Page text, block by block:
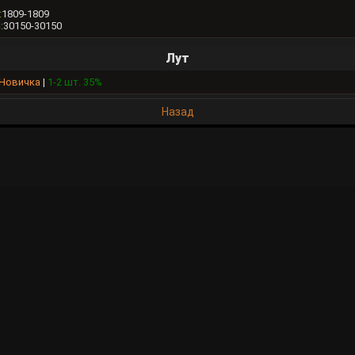
1809-1809
30150-30150
Лут
| 1-2 шт. 35%
Назад